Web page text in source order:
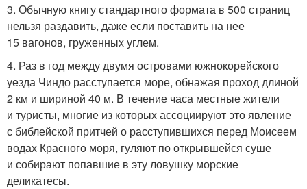
3. Обычную книгу стандартного формата в 500 страниц
нельзя раздавить, даже если поставить на нее
15 вагонов, груженных углем.
4. Раз в год между двумя островами южнокорейского
уезда Чиндо расступается море, обнажая проход длиной
2 км и шириной 40 м. В течение часа местные жители
и туристы, многие из которых ассоциируют это явление
с библейской притчей о расступившихся перед Моисеем
водах Красного моря, гуляют по открывшейся суше
и собирают попавшие в эту ловушку морские
деликатесы.